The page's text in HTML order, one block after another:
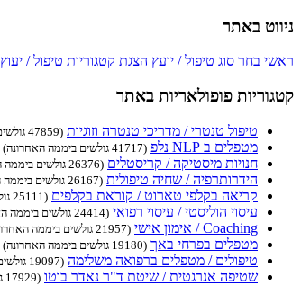
ניווט באתר
ראשי בחר סוג טיפול / יועץ הצגת קטגוריות טיפול / יעוץ
קטגוריות פופולאריות באתר
טיפול טנטרי / מדריכי טנטרה וזוגיות (47859 גולשים ביממה האחרונה)
מטפלים ב NLP נלפ (41717 גולשים ביממה האחרונה)
חנויות מיסטיקה / קריסטלים (26376 גולשים ביממה האחרונה)
הידרותרפיה / שחיה טיפולית (26167 גולשים ביממה האחרונה)
קריאה בקלפי טארוט / קוראת בקלפים (25111 גולשים ביממה האחרונה)
עיסוי הוליסטי / עיסוי רפואי (24414 גולשים ביממה האחרונה)
Coaching / אימון אישי (21957 גולשים ביממה האחרונה)
מטפלים בפרחי באך (19180 גולשים ביממה האחרונה)
טיפולים / מטפלים ברפואה משלימה (19097 גולשים ביממה האחרונה)
שטיפה אנרגטית / שיטת ד"ר נאדר בוטו (17929 גולשים ביממה האחרונה)